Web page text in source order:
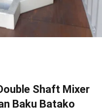
Shaft Mixer
Baku Batako